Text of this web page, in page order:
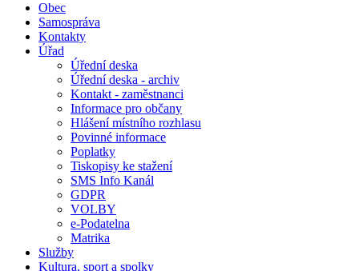
Obec
Samospráva
Kontakty
Úřad
Úřední deska
Úřední deska - archiv
Kontakt - zaměstnanci
Informace pro občany
Hlášení místního rozhlasu
Povinné informace
Poplatky
Tiskopisy ke stažení
SMS Info Kanál
GDPR
VOLBY
e-Podatelna
Matrika
Služby
Kultura, sport a spolky